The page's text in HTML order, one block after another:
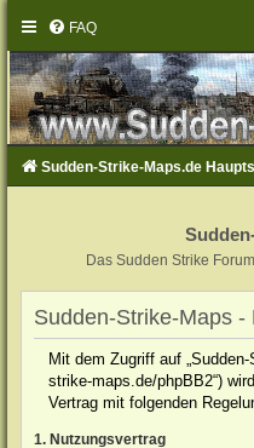
FAQ
Sudden-Strike-Maps.de
Das Sudden Strike
Sudden-Strike-Maps -
Mit dem Zugriff auf
strike-maps.de/phpBB2“)
Vertrag mit folgenden
1. Nutzungsvertrag